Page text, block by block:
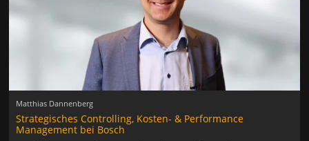
Matthias Dannenberg
Strategisches Controlling, Kosten- & Performance
Management bei Bosch